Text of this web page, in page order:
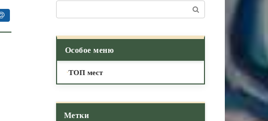
Особое меню
ТОП мест
Метки